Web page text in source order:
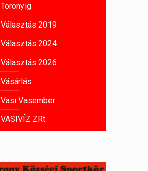
Toronyig
Választás 2019
Választás 2024
Választás 2026
Vásárlás
Vasi Vasember
VASIVÍZ ZRt.